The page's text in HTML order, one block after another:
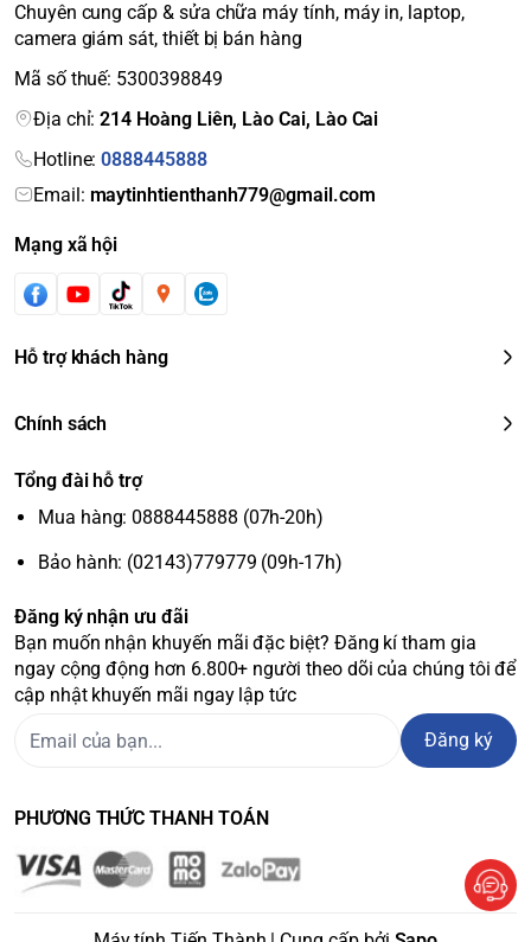
Chuyên cung cấp & sửa chữa máy tính, máy in, laptop,
camera giám sát, thiết bị bán hàng
Mã số thuế: 5300398849
Địa chỉ:214 Hoàng Liên, Lào Cai, Lào Cai
Hotline:0888445888
Email: maytinhtienthanh779@gmail.com
Mạng xã hội
Hỗ trợ khách hàng
Chính sách
Tổng đài hỗ trợ
Mua hàng: 0888445888 (07h-20h)
Bảo hành: (02143)779779 (09h-17h)
Đăng ký nhận ưu đãi
Bạn muốn nhận khuyến mãi đặc biệt? Đăng kí tham gia
ngay cộng động hơn 6.800+ người theo dõi của chúng tôi để
cập nhật khuyến mãi ngay lập tức
Đăng ký
PHƯƠNG THỨC THANH TOÁN